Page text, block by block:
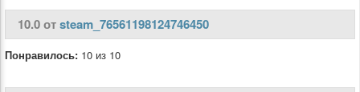
10.0 отsteam_76561198124746450
Понравилось: 10 из 10